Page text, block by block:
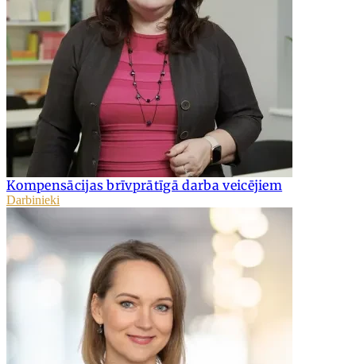
Kompensācijas brīvprātīgā darba veicējiem
Darbinieki